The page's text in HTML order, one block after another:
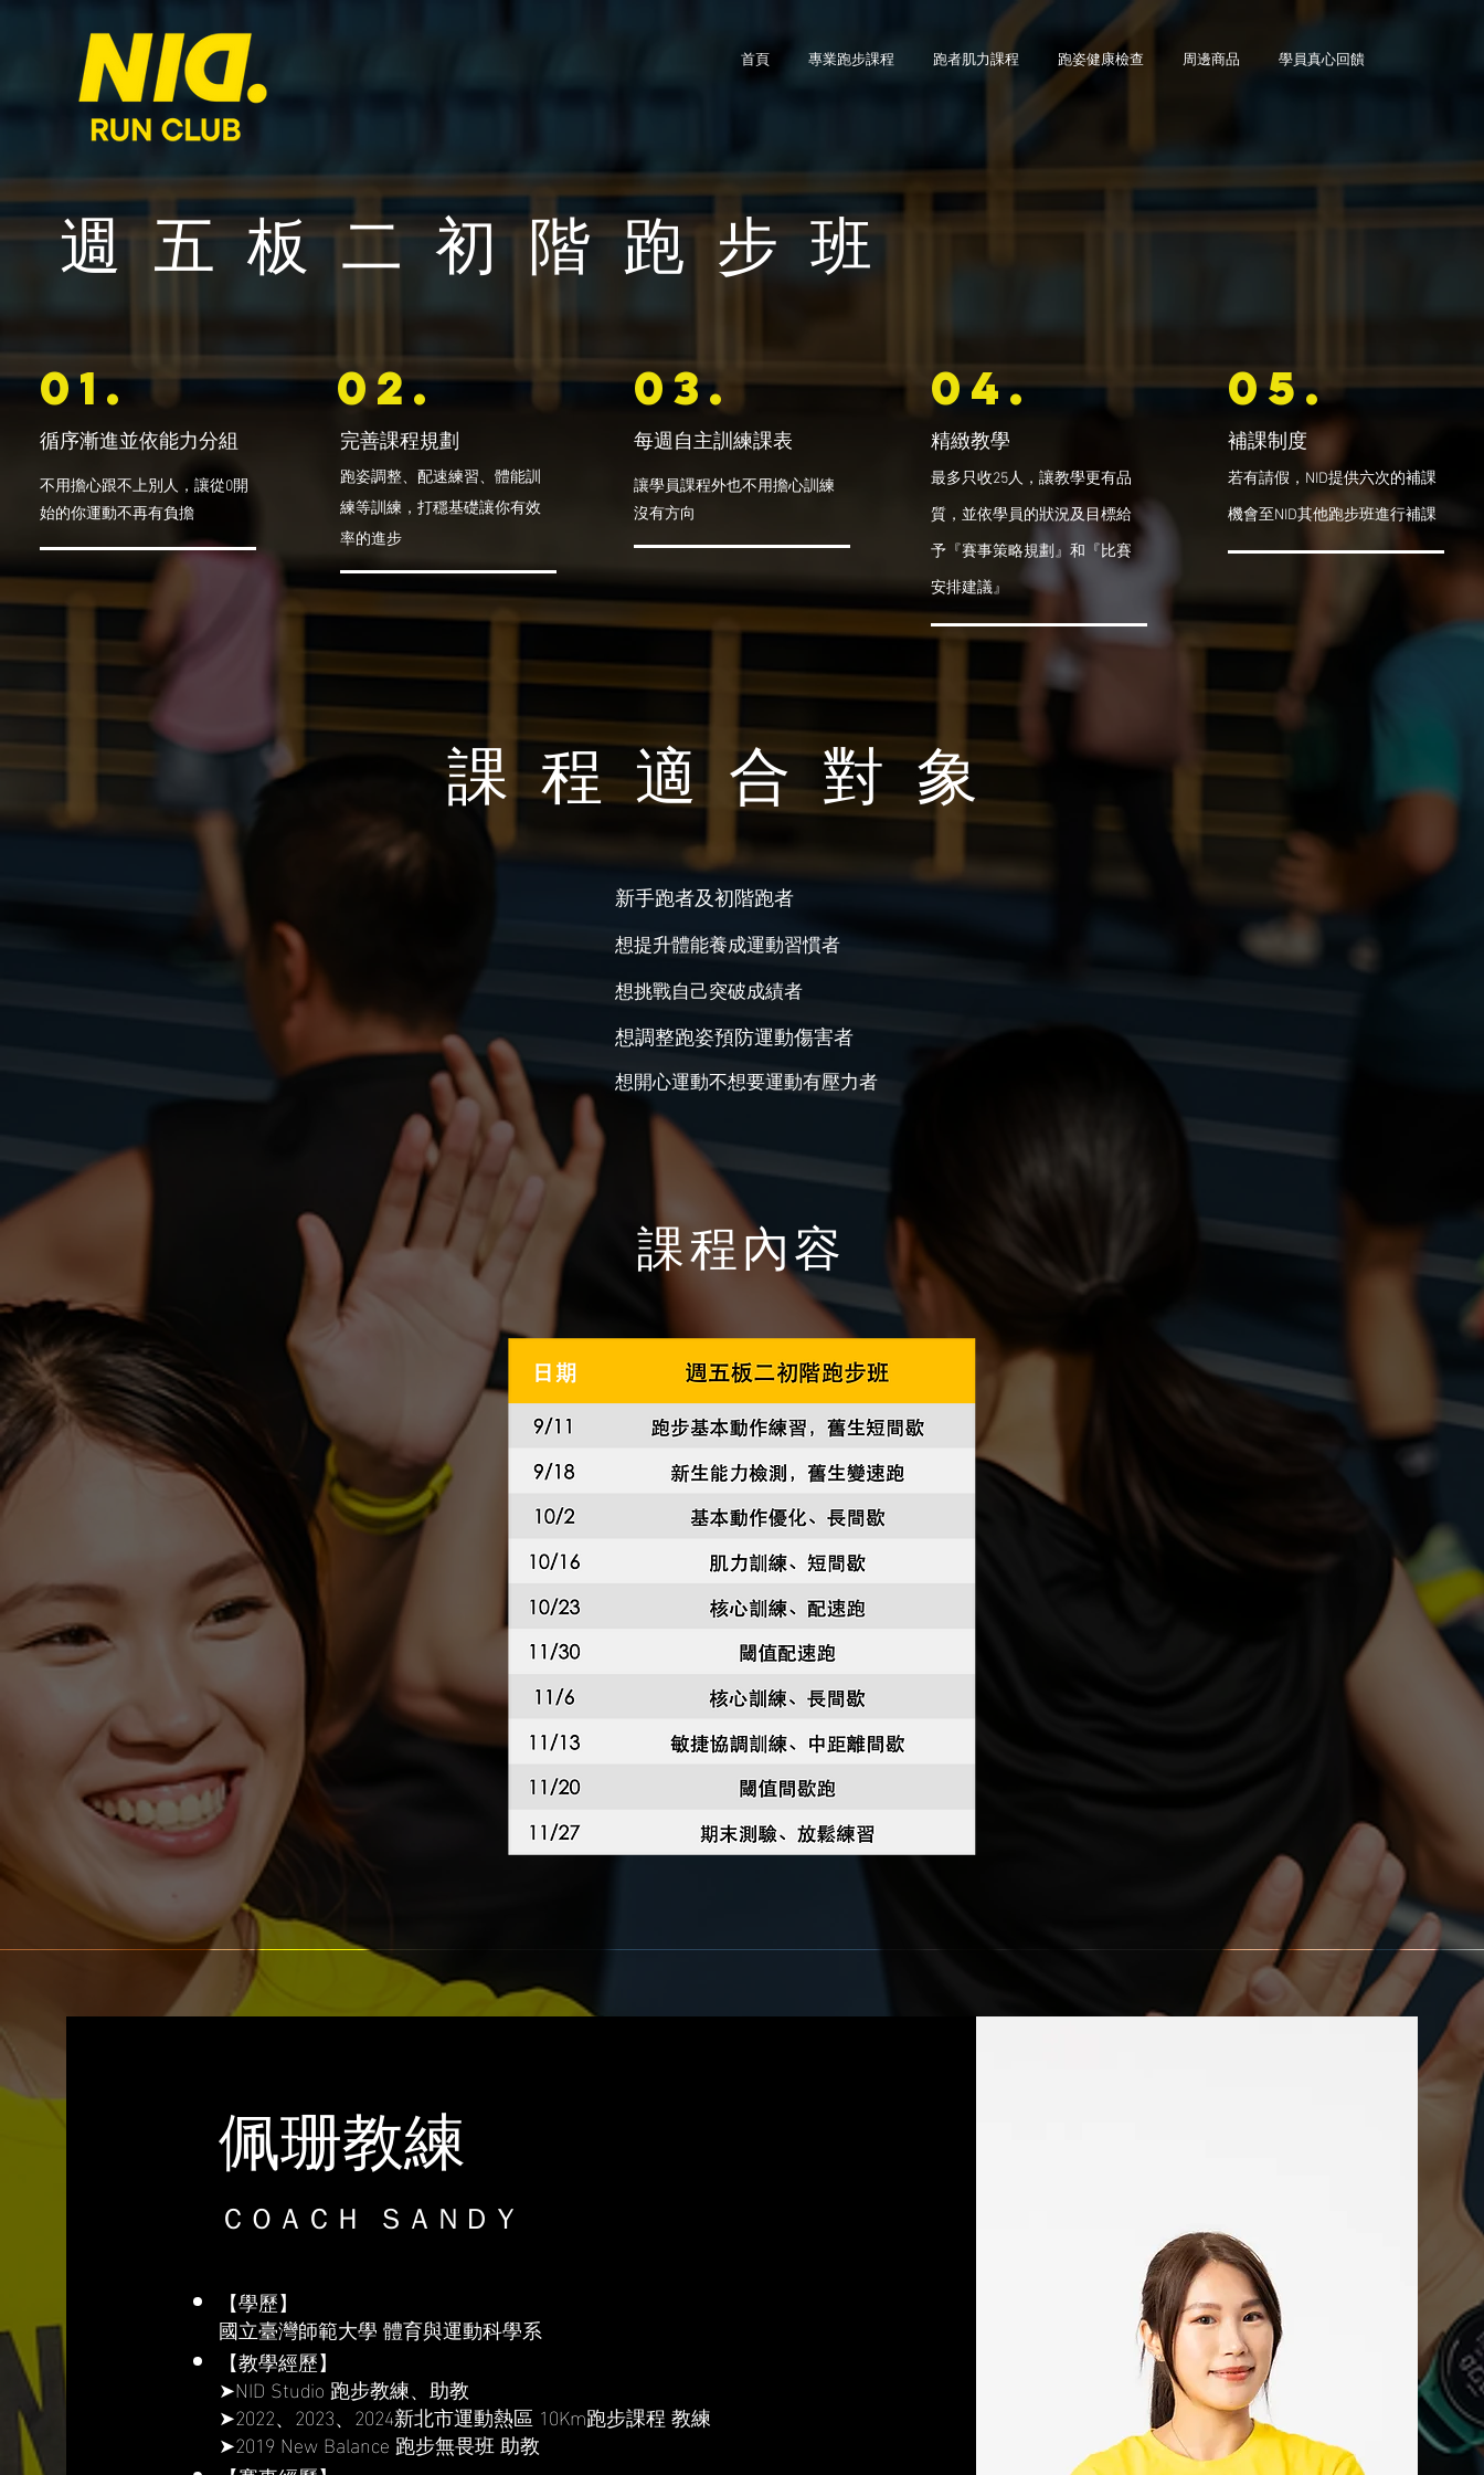
首頁 專業跑步課程 跑者肌力課程 跑姿健康檢查 周邊商品 學員真心回饋
週 五 板 二 初 階 跑 步 班
01.
循序漸進並依能力分組
不用擔心跟不上別人，讓從0開
始的你運動不再有負擔
02.
完善課程規劃
跑姿調整、配速練習、體能訓
練等訓練，打穩基礎讓你有效
率的進步
03.
每週自主訓練課表
讓學員課程外也不用擔心訓練
沒有方向
04.
精緻教學
最多​只收25人，讓教學更有品
質，並依學員的狀況及目標給
予『賽事策略規劃』和『比賽
安排建議』
05.
​補課制度
若有請假，NID提供六次的補課
機會至NID其他跑步班進行補課
課 程 適 合 對​ 象
新手跑者及初階跑者
​想提升體能養成運動習慣者
想挑戰自己突破成績者
​想調整跑姿預防運動傷害者
想開心運動​不想要運動有壓力者
​課程內容
佩珊教練
ＣＯＡＣＨ ＳＡＮＤＹ
【學歷】
國立臺灣師範大學 體育與運動科學系
【教學經歷】
➤NID Studio 跑步教練、助教
➤2022、2023、2024新北市運動熱區 10Km跑步課程 教練
➤2019 New Balance 跑步無畏班 助教